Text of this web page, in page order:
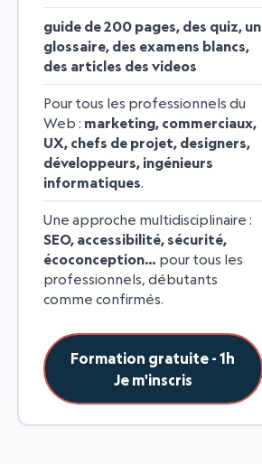
guide de 200 pages, des quiz, un
glossaire, des examens blancs,
des articles des videos
Pour tous les professionnels du
Web : marketing, commerciaux,
UX, chefs de projet, designers,
développeurs, ingénieurs
informatiques.
Une approche multidisciplinaire :
SEO, accessibilité, sécurité,
écoconception… pour tous les
professionnels, débutants
comme confirmés.
Formation gratuite - 1h
Je m'inscris